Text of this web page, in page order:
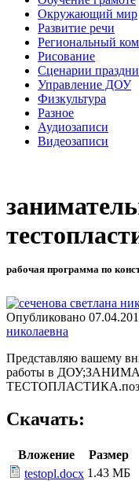
Окружающий мир
Развитие речи
Региональный
Рисование
Сценарии
Управление ДОУ
Физкультура
Разное
Аудиозаписи
Видеозаписи
рабочая программа по
Опубликовано
николаевна
Представляю вашему
работы в
Скачать:
Вложение
Размер
testopl.docx 1.43 МБ